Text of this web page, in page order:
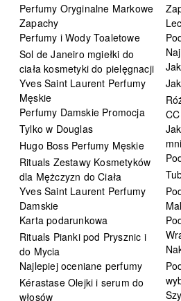
Perfumy Oryginalne Markowe
Zapachy
Perfumy i Wody Toaletowe
Sol de Janeiro mgiełki do
ciała kosmetyki do pielęgnacji
Yves Saint Laurent Perfumy
Męskie
Perfumy Damskie Promocja
Tylko w Douglas
Hugo Boss Perfumy Męskie
Rituals Zestawy Kosmetyków
dla Mężczyzn do Ciała
Yves Saint Laurent Perfumy
Damskie
Karta podarunkowa
Rituals Pianki pod Prysznic i
do Mycia
Najlepiej oceniane perfumy
Kérastase Olejki i serum do
włosów
CC